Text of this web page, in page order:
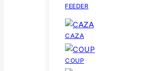
FEEDER
CAZA
COUP